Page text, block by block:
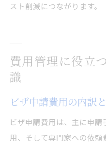
スト削減につながります。
費用管理に役立
識
ビザ申請費用の内訳
ビザ申請費用は、主に申
用、そして専門家への依頼